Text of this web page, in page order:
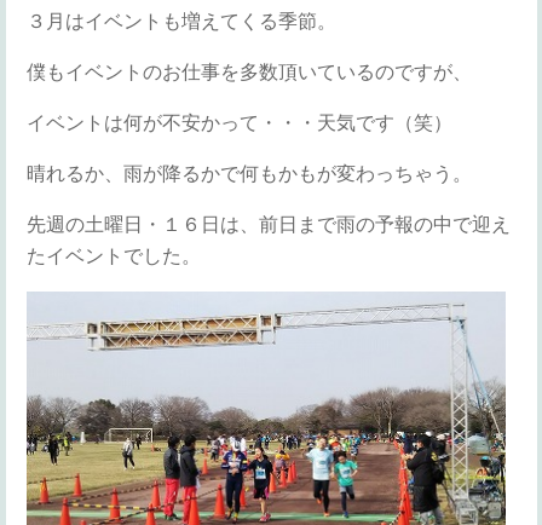
３月はイベントも増えてくる季節。
僕もイベントのお仕事を多数頂いているのですが、
イベントは何が不安かって・・・天気です（笑）
晴れるか、雨が降るかで何もかもが変わっちゃう。
先週の土曜日・１６日は、前日まで雨の予報の中で迎え
たイベントでした。